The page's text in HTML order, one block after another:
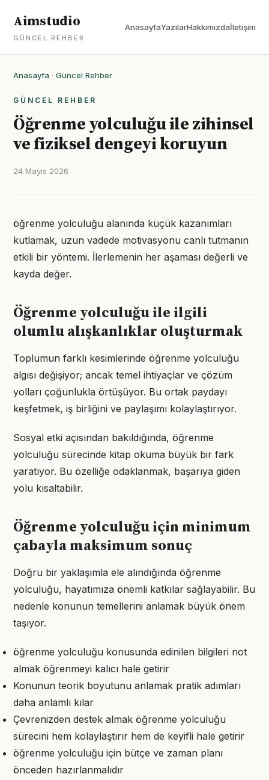
Aimstudio
GÜNCEL REHBER
AnasayfaYazılarHakkımızdaİletişim
Anasayfa · Güncel Rehber
GÜNCEL REHBER
Öğrenme yolculuğu ile zihinsel
ve fiziksel dengeyi koruyun
24 Mayıs 2026
öğrenme yolculuğu alanında küçük kazanımları
kutlamak, uzun vadede motivasyonu canlı tutmanın
etkili bir yöntemi. İlerlemenin her aşaması değerli ve
kayda değer.
Öğrenme yolculuğu ile ilgili
olumlu alışkanlıklar oluşturmak
Toplumun farklı kesimlerinde öğrenme yolculuğu
algısı değişiyor; ancak temel ihtiyaçlar ve çözüm
yolları çoğunlukla örtüşüyor. Bu ortak paydayı
keşfetmek, iş birliğini ve paylaşımı kolaylaştırıyor.
Sosyal etki açısından bakıldığında, öğrenme
yolculuğu sürecinde kitap okuma büyük bir fark
yaratıyor. Bu özelliğe odaklanmak, başarıya giden
yolu kısaltabilir.
Öğrenme yolculuğu için minimum
çabayla maksimum sonuç
Doğru bir yaklaşımla ele alındığında öğrenme
yolculuğu, hayatımıza önemli katkılar sağlayabilir. Bu
nedenle konunun temellerini anlamak büyük önem
taşıyor.
öğrenme yolculuğu konusunda edinilen bilgileri not
almak öğrenmeyi kalıcı hale getirir
Konunun teorik boyutunu anlamak pratik adımları
daha anlamlı kılar
Çevrenizden destek almak öğrenme yolculuğu
sürecini hem kolaylaştırır hem de keyifli hale getirir
öğrenme yolculuğu için bütçe ve zaman planı
önceden hazırlanmalıdır